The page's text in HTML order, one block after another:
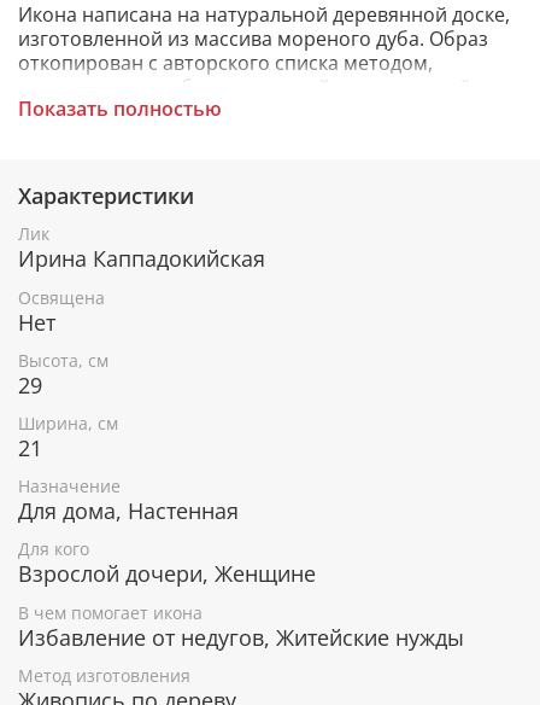
Икона написана на натуральной деревянной доске,
изготовленной из массива мореного дуба. Образ
откопирован с авторского списка методом,
получившим одобрение русской православной
церкви.
При окончательном оформлении образа
использовались специальные фронтажные грунты,
выравнивающие лаки и темперные краски. Венец и
поля иконы вручную украшены рельефным
орнаментом и натуральным жемчугом или
полудрагоценными камнями.
преподобная Ирина Каппадокийская
Заступница женщин по имени Ирина.
Гарантия подлинности
К каждому живописному образу прикладывается
номерное свидетельство, в котором подробно
расписана вся информация об иконе:
Показать полностью
Характеристики
Лик
Ирина Каппадокийская
Освящена
Нет
Высота, см
29
Ширина, см
21
Назначение
Для дома, Настенная
Для кого
Взрослой дочери, Женщине
В чем помогает икона
Избавление от недугов, Житейские нужды
Метод изготовления